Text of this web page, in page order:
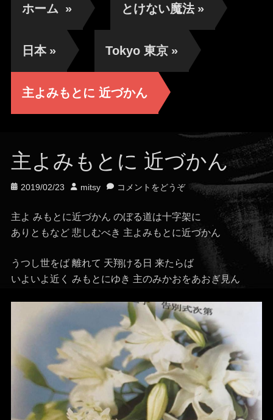
ホーム » とけない魔法 »
日本 » Tokyo 東京 »
主よみもとに 近づかん
主よみもとに 近づかん
投
日
2019/02/23
投
者
mitsy コメントをどうぞ
主よ みもとに近づかん のぼる道は十字架に
ありともなど 悲しむべき 主よみもとに近づかん
うつし世をば 離れて 天翔ける日 来たらば
いよいよ近く みもとにゆき 主のみかおをあおぎ見ん